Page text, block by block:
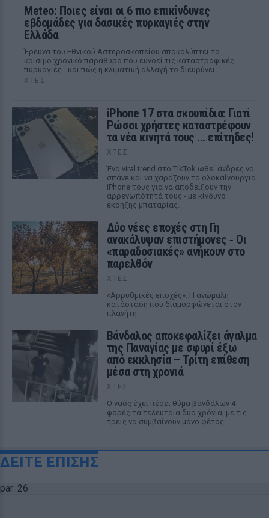
Meteo: Ποιες είναι οι 6 πιο επικίνδυνες
εβδομάδες για δασικές πυρκαγιές στην
Ελλάδα
Έρευνα του Εθνικού Αστεροσκοπείου αποκαλύπτει το
κρίσιμο χρονικό παράθυρο που ευνοεί τις καταστροφικές
πυρκαγιές - και πώς η κλιματική αλλαγή το διευρύνει.
ΧΤΕΣ
iPhone 17 στα σκουπίδια: Γιατί
Ρώσοι χρήστες καταστρέφουν
τα νέα κινητά τους ... επίτηδες!
ΧΤΕΣ
Ένα viral trend στο TikTok ωθεί άνδρες να
σπάνε και να χαράζουν τα ολοκαίνουργια
iPhone τους για να αποδείξουν την
αρρενωπότητά τους - με κίνδυνο
έκρηξης μπαταρίας.
Δύο νέες εποχές στη Γη
ανακάλυψαν επιστήμονες ‑ Oι
«παραδοσιακές» ανήκουν στο
παρελθόν
ΧΤΕΣ
«Αρρυθμικές εποχές»: Η ανώμαλη
κατάσταση που διαμορφώνεται στον
πλανήτη
Βάνδαλος αποκεφαλίζει άγαλμα
της Παναγίας με σφυρί έξω
από εκκλησία – Τρίτη επίθεση
μέσα στη χρονιά
ΧΤΕΣ
Ο ναός έχει πέσει θύμα βανδάλων 4
φορές τα τελευταία δύο χρόνια, με τις
τρεις να συμβαίνουν μόνο φέτος
ΔΕΙΤΕ ΕΠΙΣΗΣ
par: 26